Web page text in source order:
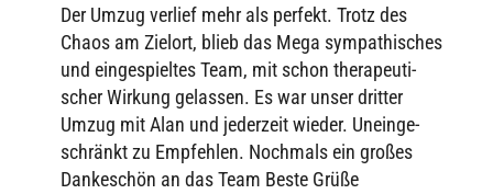
Der Umzug verlief mehr als perfekt. Trotz des
Chaos am Ziel­ort, blieb das Mega sympa­thi­sches
und einge­spiel­tes Team, mit schon thera­peu­ti­
scher Wirkung gelas­sen. Es war unser drit­ter
Umzug mit Alan und jeder­zeit wieder. Unein­ge­
schränkt zu Empfeh­len. Noch­mals ein großes
Danke­schön an das Team Beste Grüße